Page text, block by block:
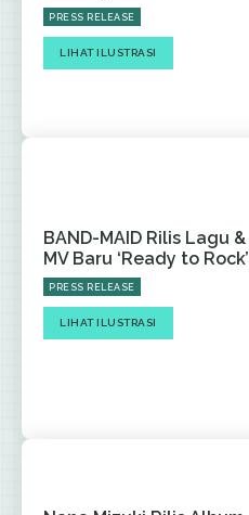
PRESS RELEASE
LIHAT ILUSTRASI
BAND-MAID Rilis Lagu &
MV Baru ‘Ready to Rock’
PRESS RELEASE
LIHAT ILUSTRASI